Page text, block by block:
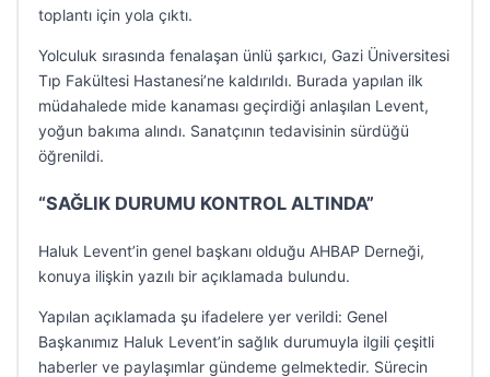
toplantı için yola çıktı.
Yolculuk sırasında fenalaşan ünlü şarkıcı, Gazi Üniversitesi
Tıp Fakültesi Hastanesi’ne kaldırıldı. Burada yapılan ilk
müdahalede mide kanaması geçirdiği anlaşılan Levent,
yoğun bakıma alındı. Sanatçının tedavisinin sürdüğü
öğrenildi.
“SAĞLIK DURUMU KONTROL ALTINDA”
Haluk Levent’in genel başkanı olduğu AHBAP Derneği,
konuya ilişkin yazılı bir açıklamada bulundu.
Yapılan açıklamada şu ifadelere yer verildi: Genel
Başkanımız Haluk Levent’in sağlık durumuyla ilgili çeşitli
haberler ve paylaşımlar gündeme gelmektedir. Sürecin